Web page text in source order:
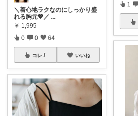
＼着心地ラクなのにしっかり盛
れる胸元💖／ ...
￥ 1,995
0 0 64
コレ いいね
1